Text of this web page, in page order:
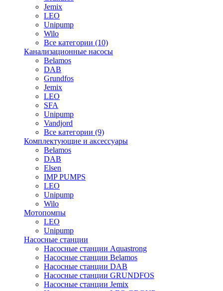
Jemix
LEO
Unipump
Wilo
Все категории (10)
Канализационные насосы
Belamos
DAB
Grundfos
Jemix
LEO
SFA
Unipump
Vandjord
Все категории (9)
Комплектующие и аксессуары
Belamos
DAB
Elsen
IMP PUMPS
LEO
Unipump
Wilo
Мотопомпы
LEO
Unipump
Насосные станции
Насосные станции Aquastrong
Насосные станции Belamos
Насосные станции DAB
Насосные станции GRUNDFOS
Насосные станции Jemix